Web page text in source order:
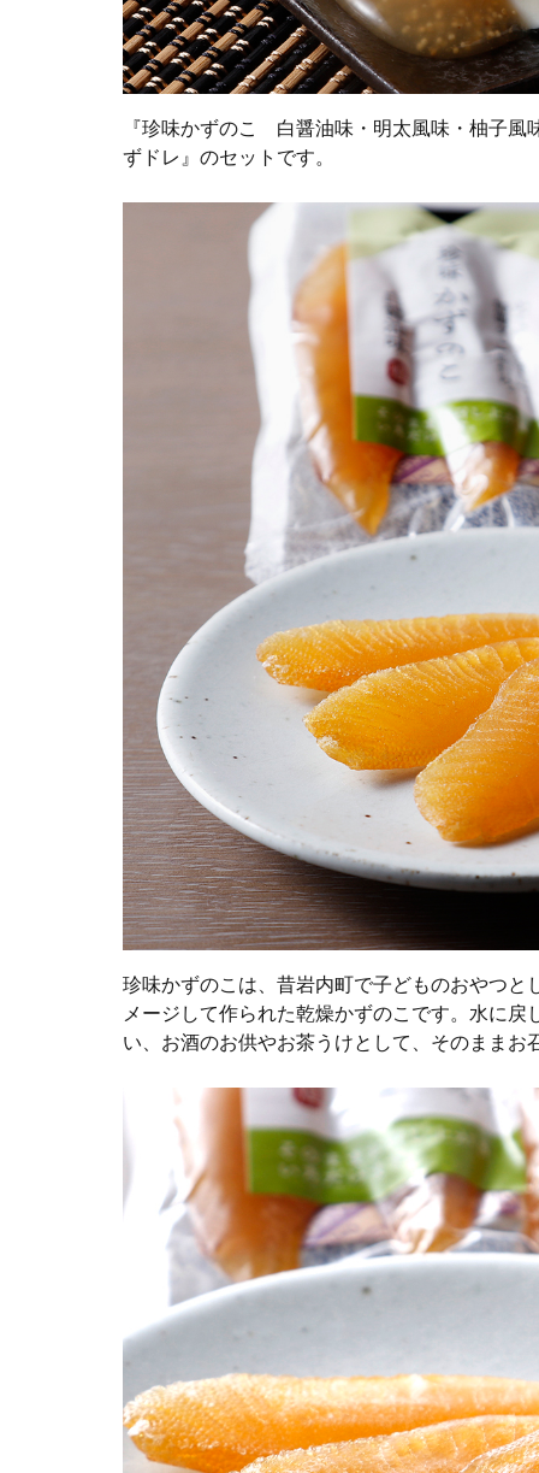
『珍味かずのこ 白醤油味・明太風味・柚子風
ずドレ』のセットです。
珍味かずのこは、昔岩内町で子どものおやつと
メージして作られた乾燥かずのこです。水に戻
い、お酒のお供やお茶うけとして、そのままお